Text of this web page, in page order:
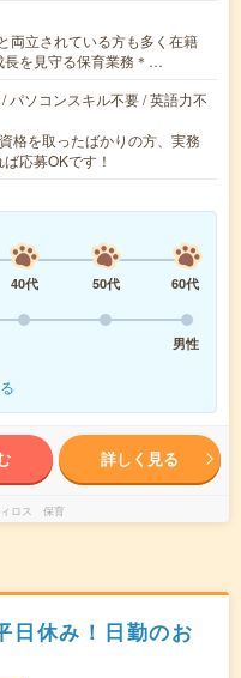
両立されている方も多く在籍
長を見守る保育業務＊…
パソコンスキル不要 / 英語力不
格を取ったばかりの方、実務
応募OKです！
40代 50代
60代
男性
詳しく見る
ィロス 保育
日休み！日勤のお